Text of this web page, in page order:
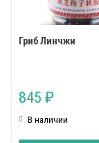
Гриб Линчжи
845 ₽
В наличии